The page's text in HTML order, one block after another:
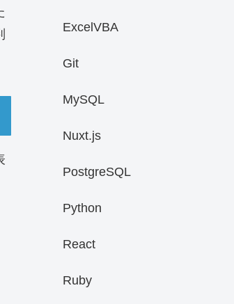
ExcelVBA
Git
MySQL
Nuxt.js
PostgreSQL
Python
React
Ruby